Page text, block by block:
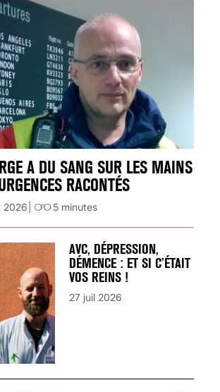
A DU SANG SUR LES MAINS
RACONTÉS
2026 5 minutes
AVC, DÉPRESSION,
DÉMENCE : ET SI C’ÉTAIT
VOS REINS !
27 juil 2026